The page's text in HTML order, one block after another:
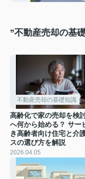
”不動産売却の基
不動産売却の基礎知識
高齢化で家の売却を検
へ何から始める？ サー
き高齢者向け住宅と介
スの選び方を解説
2026.04.05